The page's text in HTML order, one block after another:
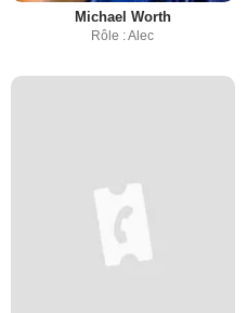
Michael Worth
Rôle : Alec